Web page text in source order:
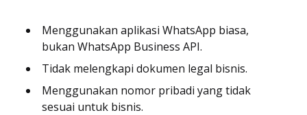
Menggunakan aplikasi WhatsApp biasa,
bukan WhatsApp Business API.
Tidak melengkapi dokumen legal bisnis.
Menggunakan nomor pribadi yang tidak
sesuai untuk bisnis.